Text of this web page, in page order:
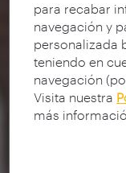
para recabar
navegación y
personalizada
teniendo en
navegación
Visita nuestra
más